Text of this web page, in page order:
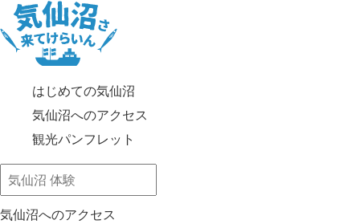
はじめての気仙沼
気仙沼へのアクセス
観光パンフレット
気仙沼へのアクセス